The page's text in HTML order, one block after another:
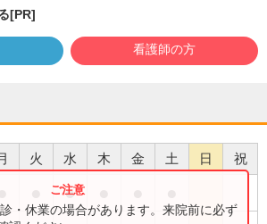
[PR]
看護師の方
火 水 木 金 土 日 祝
●
・休業の場合があります。来院前に必ず